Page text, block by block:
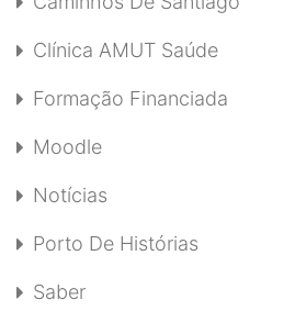
Clínica AMUT Saúde
Formação Financiada
Moodle
Notícias
Porto De Histórias
Saber